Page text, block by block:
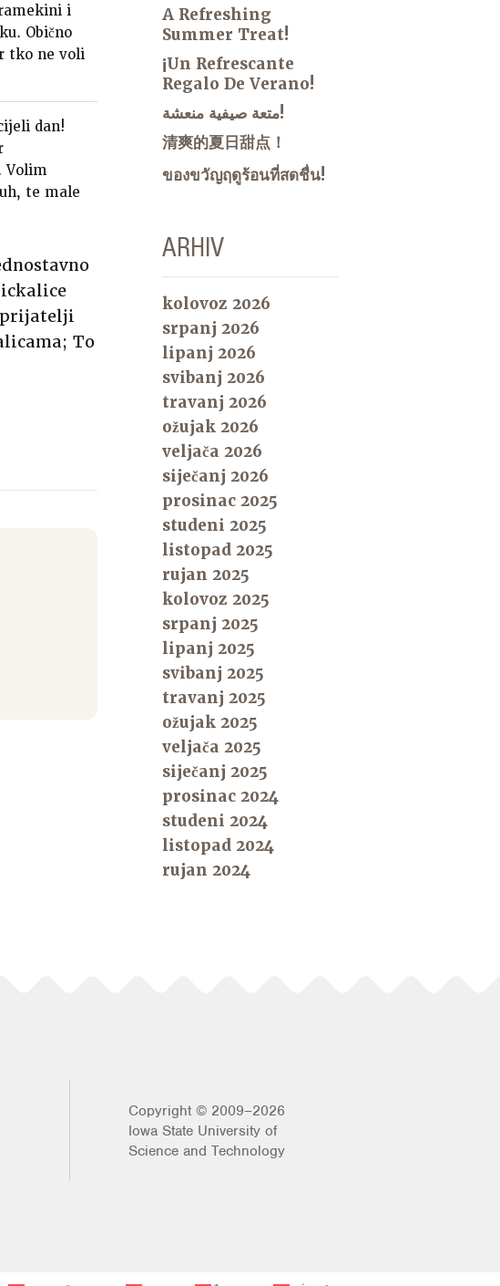
i
Obično
tko ne voli
dan!
Volim
te male
prijatelji
To
A Refreshing
Summer Treat!
¡Un Refrescante
Regalo De Verano!
متعة صيفية منعشة!
清爽的夏日甜点！
ของขวัญฤดูร้อนที่สดชื่น!
ARHIV
kolovoz 2026
srpanj 2026
lipanj 2026
svibanj 2026
travanj 2026
ožujak 2026
veljača 2026
siječanj 2026
prosinac 2025
studeni 2025
listopad 2025
rujan 2025
kolovoz 2025
srpanj 2025
lipanj 2025
svibanj 2025
travanj 2025
ožujak 2025
veljača 2025
siječanj 2025
prosinac 2024
studeni 2024
listopad 2024
rujan 2024
Copyright © 2009–2026
Iowa State University of
Science and Technology